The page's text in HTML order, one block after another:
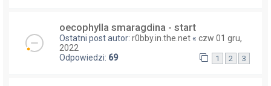
oecophylla smaragdina - start
Ostatni post autor: r0bby.in.the.net « czw 01 gru,
2022
Odpowiedzi: 69 1 2 3